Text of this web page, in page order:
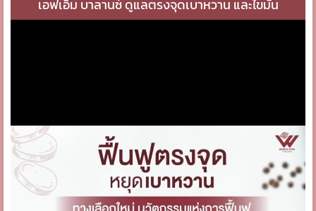
เอฟเอ็ม บาลานซ์ ดูแลตรงจุดเบาหวาน และไขมัน